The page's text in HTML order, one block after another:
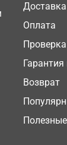
Доставка
Оплата
Гарантия
Возврат